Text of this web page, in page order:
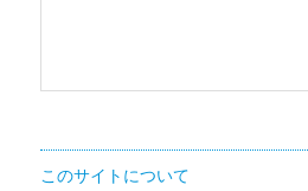
このサイトについて